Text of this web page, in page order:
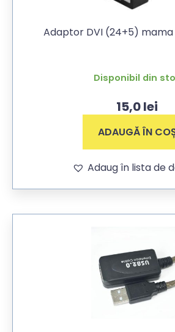
Adaptor DVI (24+5)
Disponibil din
15,0lei
ADAUGĂ ÎN
Adaug în lista de